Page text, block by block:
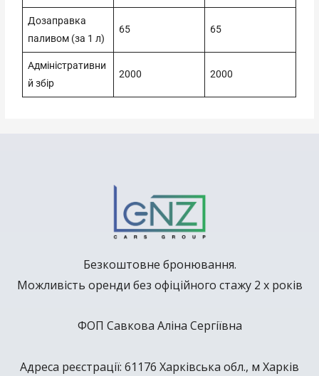
Дозаправка
паливом (за 1 л)
65 65
Адміністративни
й збір
2000 2000
Безкоштовне бронювання.
Можливість оренди без офіційного стажу 2 х років
ФОП Савкова Аліна Сергіївна
Адреса реєстрації: 61176 Харківська обл., м Харків